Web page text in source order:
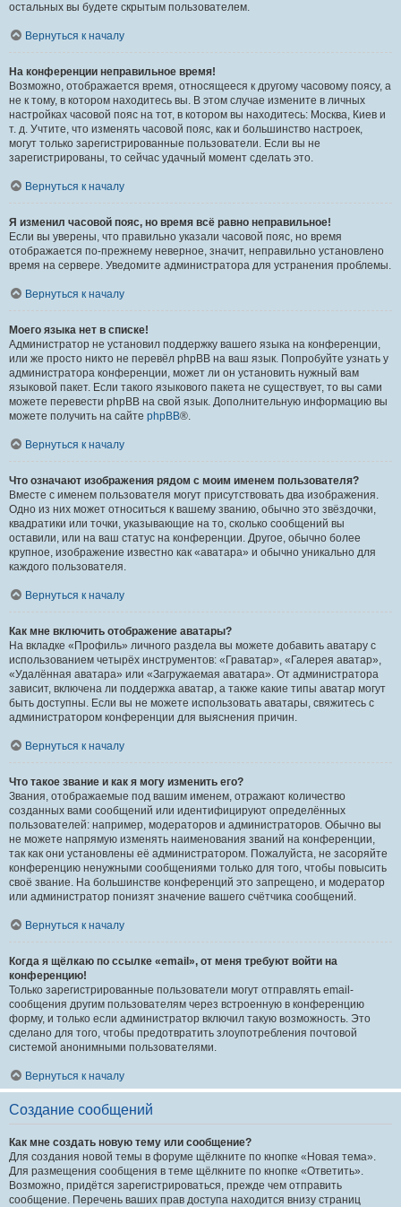
остальных вы будете скрытым пользователем.
Вернуться к началу
На конференции неправильное время!
Возможно, отображается время, относящееся к другому часовому поясу, а
не к тому, в котором находитесь вы. В этом случае измените в личных
настройках часовой пояс на тот, в котором вы находитесь: Москва, Киев и
т. д. Учтите, что изменять часовой пояс, как и большинство настроек,
могут только зарегистрированные пользователи. Если вы не
зарегистрированы, то сейчас удачный момент сделать это.
Вернуться к началу
Я изменил часовой пояс, но время всё равно неправильное!
Если вы уверены, что правильно указали часовой пояс, но время
отображается по-прежнему неверное, значит, неправильно установлено
время на сервере. Уведомите администратора для устранения проблемы.
Вернуться к началу
Моего языка нет в списке!
Администратор не установил поддержку вашего языка на конференции,
или же просто никто не перевёл phpBB на ваш язык. Попробуйте узнать у
администратора конференции, может ли он установить нужный вам
языковой пакет. Если такого языкового пакета не существует, то вы сами
можете перевести phpBB на свой язык. Дополнительную информацию вы
можете получить на сайте phpBB®.
Вернуться к началу
Что означают изображения рядом с моим именем пользователя?
Вместе с именем пользователя могут присутствовать два изображения.
Одно из них может относиться к вашему званию, обычно это звёздочки,
квадратики или точки, указывающие на то, сколько сообщений вы
оставили, или на ваш статус на конференции. Другое, обычно более
крупное, изображение известно как «аватара» и обычно уникально для
каждого пользователя.
Вернуться к началу
Как мне включить отображение аватары?
На вкладке «Профиль» личного раздела вы можете добавить аватару с
использованием четырёх инструментов: «Граватар», «Галерея аватар»,
«Удалённая аватара» или «Загружаемая аватара». От администратора
зависит, включена ли поддержка аватар, а также какие типы аватар могут
быть доступны. Если вы не можете использовать аватары, свяжитесь с
администратором конференции для выяснения причин.
Вернуться к началу
Что такое звание и как я могу изменить его?
Звания, отображаемые под вашим именем, отражают количество
созданных вами сообщений или идентифицируют определённых
пользователей: например, модераторов и администраторов. Обычно вы
не можете напрямую изменять наименования званий на конференции,
так как они установлены её администратором. Пожалуйста, не засоряйте
конференцию ненужными сообщениями только для того, чтобы повысить
своё звание. На большинстве конференций это запрещено, и модератор
или администратор понизят значение вашего счётчика сообщений.
Вернуться к началу
Когда я щёлкаю по ссылке «email», от меня требуют войти на
конференцию!
Только зарегистрированные пользователи могут отправлять email-
сообщения другим пользователям через встроенную в конференцию
форму, и только если администратор включил такую возможность. Это
сделано для того, чтобы предотвратить злоупотребления почтовой
системой анонимными пользователями.
Вернуться к началу
Создание сообщений
Как мне создать новую тему или сообщение?
Для создания новой темы в форуме щёлкните по кнопке «Новая тема».
Для размещения сообщения в теме щёлкните по кнопке «Ответить».
Возможно, придётся зарегистрироваться, прежде чем отправить
сообщение. Перечень ваших прав доступа находится внизу страниц